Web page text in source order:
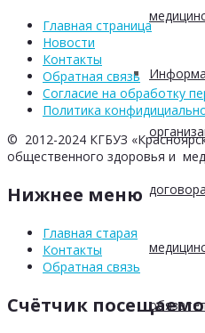
Главная страница
Новости
Контакты
Обратная связь
Согласие на обработку
Политика
© 2012-2024 КГБУЗ
общественного здоровья и
Нижнее меню
Главная старая
Контакты
Обратная связь
Счётчик